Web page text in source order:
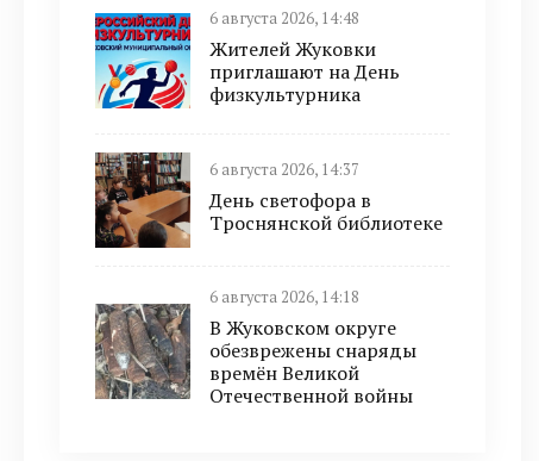
6 августа 2026, 14:48
Жителей Жуковки
приглашают на День
физкультурника
6 августа 2026, 14:37
День светофора в
Троснянской библиотеке
6 августа 2026, 14:18
В Жуковском округе
обезврежены снаряды
времён Великой
Отечественной войны